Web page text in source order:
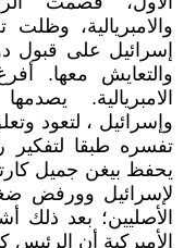
والامبريالية،
إسرائيل على قبول
والتعايش معها.
الامبريالية.
وإسرائيل ، لتعود
تفسره طبقا
يحفظ بيغن جميل
لإسرائيل وورفض
الأصليين؛ بعد ذلك
الأميركية أن الرئيس